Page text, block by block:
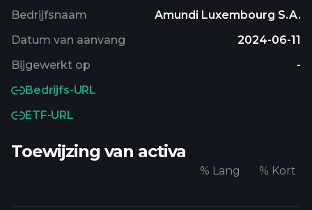
Bedrijfsnaam
Amundi Luxembourg S.A.
Datum van aanvang
2024-06-11
Bijgewerkt op
-
Bedrijfs-URL
ETF-URL
Toewijzing van activa
% Lang % Kort